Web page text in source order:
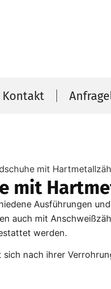
Kontakt
mit
mit
Ausführungen
auch mit
werden.
nach ihrer